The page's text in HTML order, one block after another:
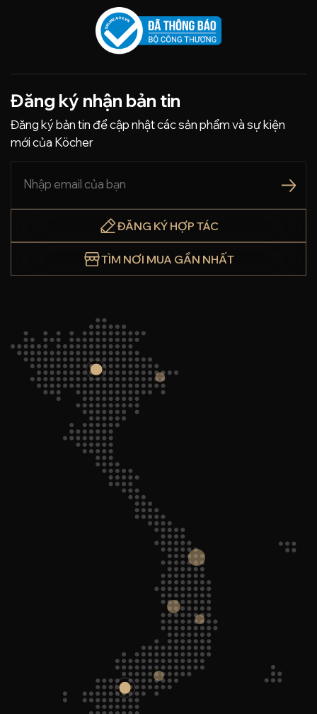
Đăng ký nhận bản tin
Đăng ký bản tin để cập nhật các sản phẩm và sự kiện
mới của Köcher
ĐĂNG KÝ HỢP TÁC
TÌM NƠI MUA GẦN NHẤT